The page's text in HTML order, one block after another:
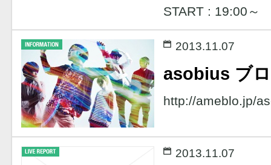
START : 19:00～
2013.11.07
asobius ブ
http://ameblo.jp/
2013.11.07